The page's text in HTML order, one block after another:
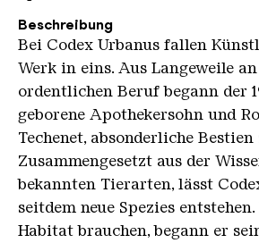
Beschreibung
Bei Codex Urbanus fallen
Werk in eins. Aus Langeweile
ordentlichen Beruf begann der
geborene Apothekersohn und
Techenet, absonderliche
Zusammengesetzt aus der
bekannten Tierarten, lässt
seitdem neue Spezies
Habitat brauchen, begann er